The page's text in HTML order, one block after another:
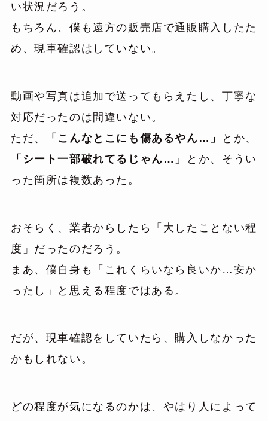
い状況だろう。
もちろん、僕も遠方の販売店で通販購入したた
め、現車確認はしていない。
動画や写真は追加で送ってもらえたし、丁寧な
対応だったのは間違いない。
ただ、
「こんなとこにも傷あるやん…」
とか、
「シート一部破れてるじゃん…」
とか、そうい
った箇所は複数あった。
おそらく、業者からしたら「大したことない程
度」だったのだろう。
まあ、僕自身も「これくらいなら良いか…安か
ったし」と思える程度ではある。
だが、現車確認をしていたら、購入しなかった
かもしれない。
どの程度が気になるのかは、やはり人によって